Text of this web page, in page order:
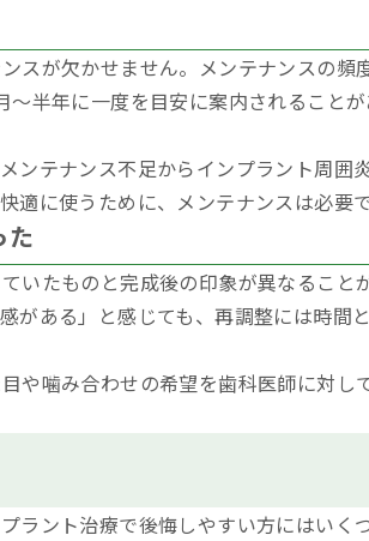
スが欠かせません。メンテナンスの頻度
半年に一度を目安に案内されること
ンテナンス不足からインプラント周囲
に使うために、メンテナンスは必要で
た
いたものと完成後の印象が異なること
がある」と感じても、再調整には時間
や噛み合わせの希望を歯科医師に対し
ラント治療で後悔しやすい方にはいく